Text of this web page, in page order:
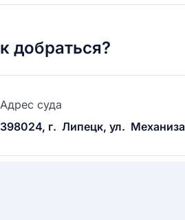
добраться?
Адрес суда
398024, г. Липецк, ул.